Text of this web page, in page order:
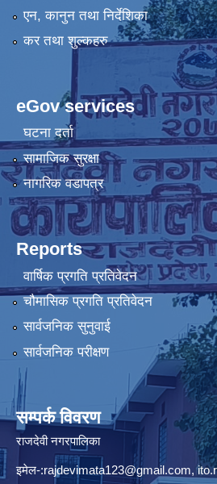
एन, कानुन तथा निर्देशिका
कर तथा शुल्कहरु
eGov services
घटना दर्ता
सामाजिक सुरक्षा
नागरिक वडापत्र
Reports
वार्षिक प्रगति प्रतिवेदन
चौमासिक प्रगति प्रतिवेदन
सार्वजनिक सुनुवाई
सार्वजनिक परीक्षण
सम्पर्क विवरण
राजदेवी नगरपालिका
इमेल-:rajdevimata123@gmail.com,